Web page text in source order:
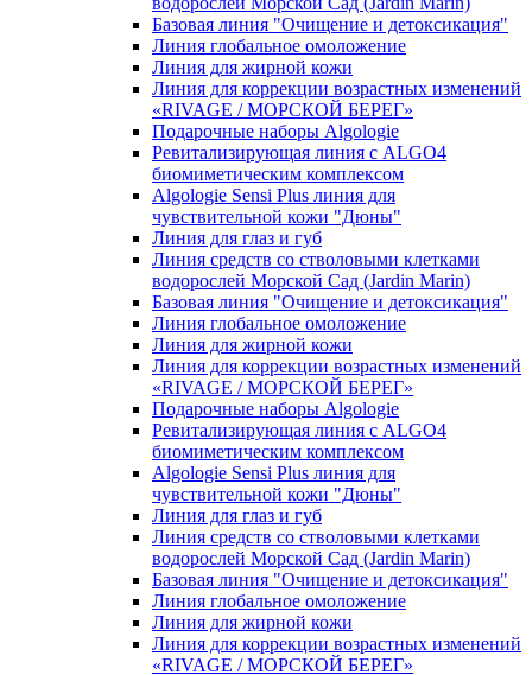
Базовая линия "Очищение и детоксикация"
Линия глобальное омоложение
Линия для жирной кожи
Линия для коррекции возрастных изменений
«RIVAGE / МОРСКОЙ БЕРЕГ»
Подарочные наборы Algologie
Ревитализирующая линия с ALGO4
биомиметическим комплексом
Algologie Sensi Plus линия для
чувcтвительной кожи "Дюны"
Линия для глаз и губ
Линия средств со стволовыми клетками
водорослей Морской Сад (Jardin Marin)
Базовая линия "Очищение и детоксикация"
Линия глобальное омоложение
Линия для жирной кожи
Линия для коррекции возрастных изменений
«RIVAGE / МОРСКОЙ БЕРЕГ»
Подарочные наборы Algologie
Ревитализирующая линия с ALGO4
биомиметическим комплексом
Algologie Sensi Plus линия для
чувcтвительной кожи "Дюны"
Линия для глаз и губ
Линия средств со стволовыми клетками
водорослей Морской Сад (Jardin Marin)
Базовая линия "Очищение и детоксикация"
Линия глобальное омоложение
Линия для жирной кожи
Линия для коррекции возрастных изменений
«RIVAGE / МОРСКОЙ БЕРЕГ»